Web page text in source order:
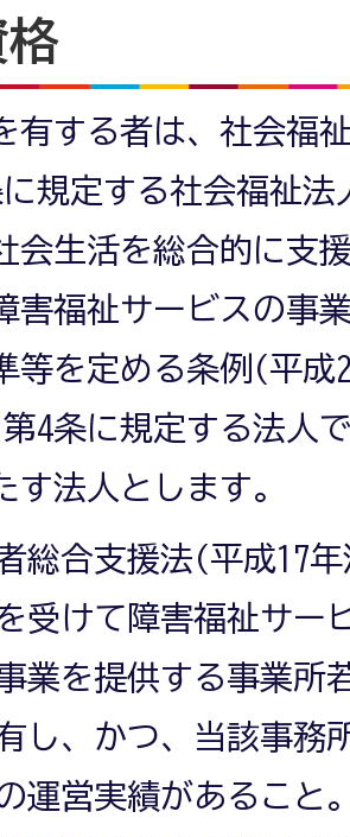
有する者は、社会福
規定する社会福祉法
会生活を総合的に支
害福祉サービスの事
等を定める条例(平成
4条に規定する法人
す法人とします。
総合支援法(平成17
受けて障害福祉サー
業を提供する事業所
し、かつ、当該事務
運営実績があること